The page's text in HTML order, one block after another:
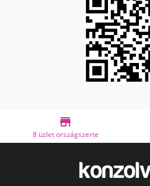
országszerte